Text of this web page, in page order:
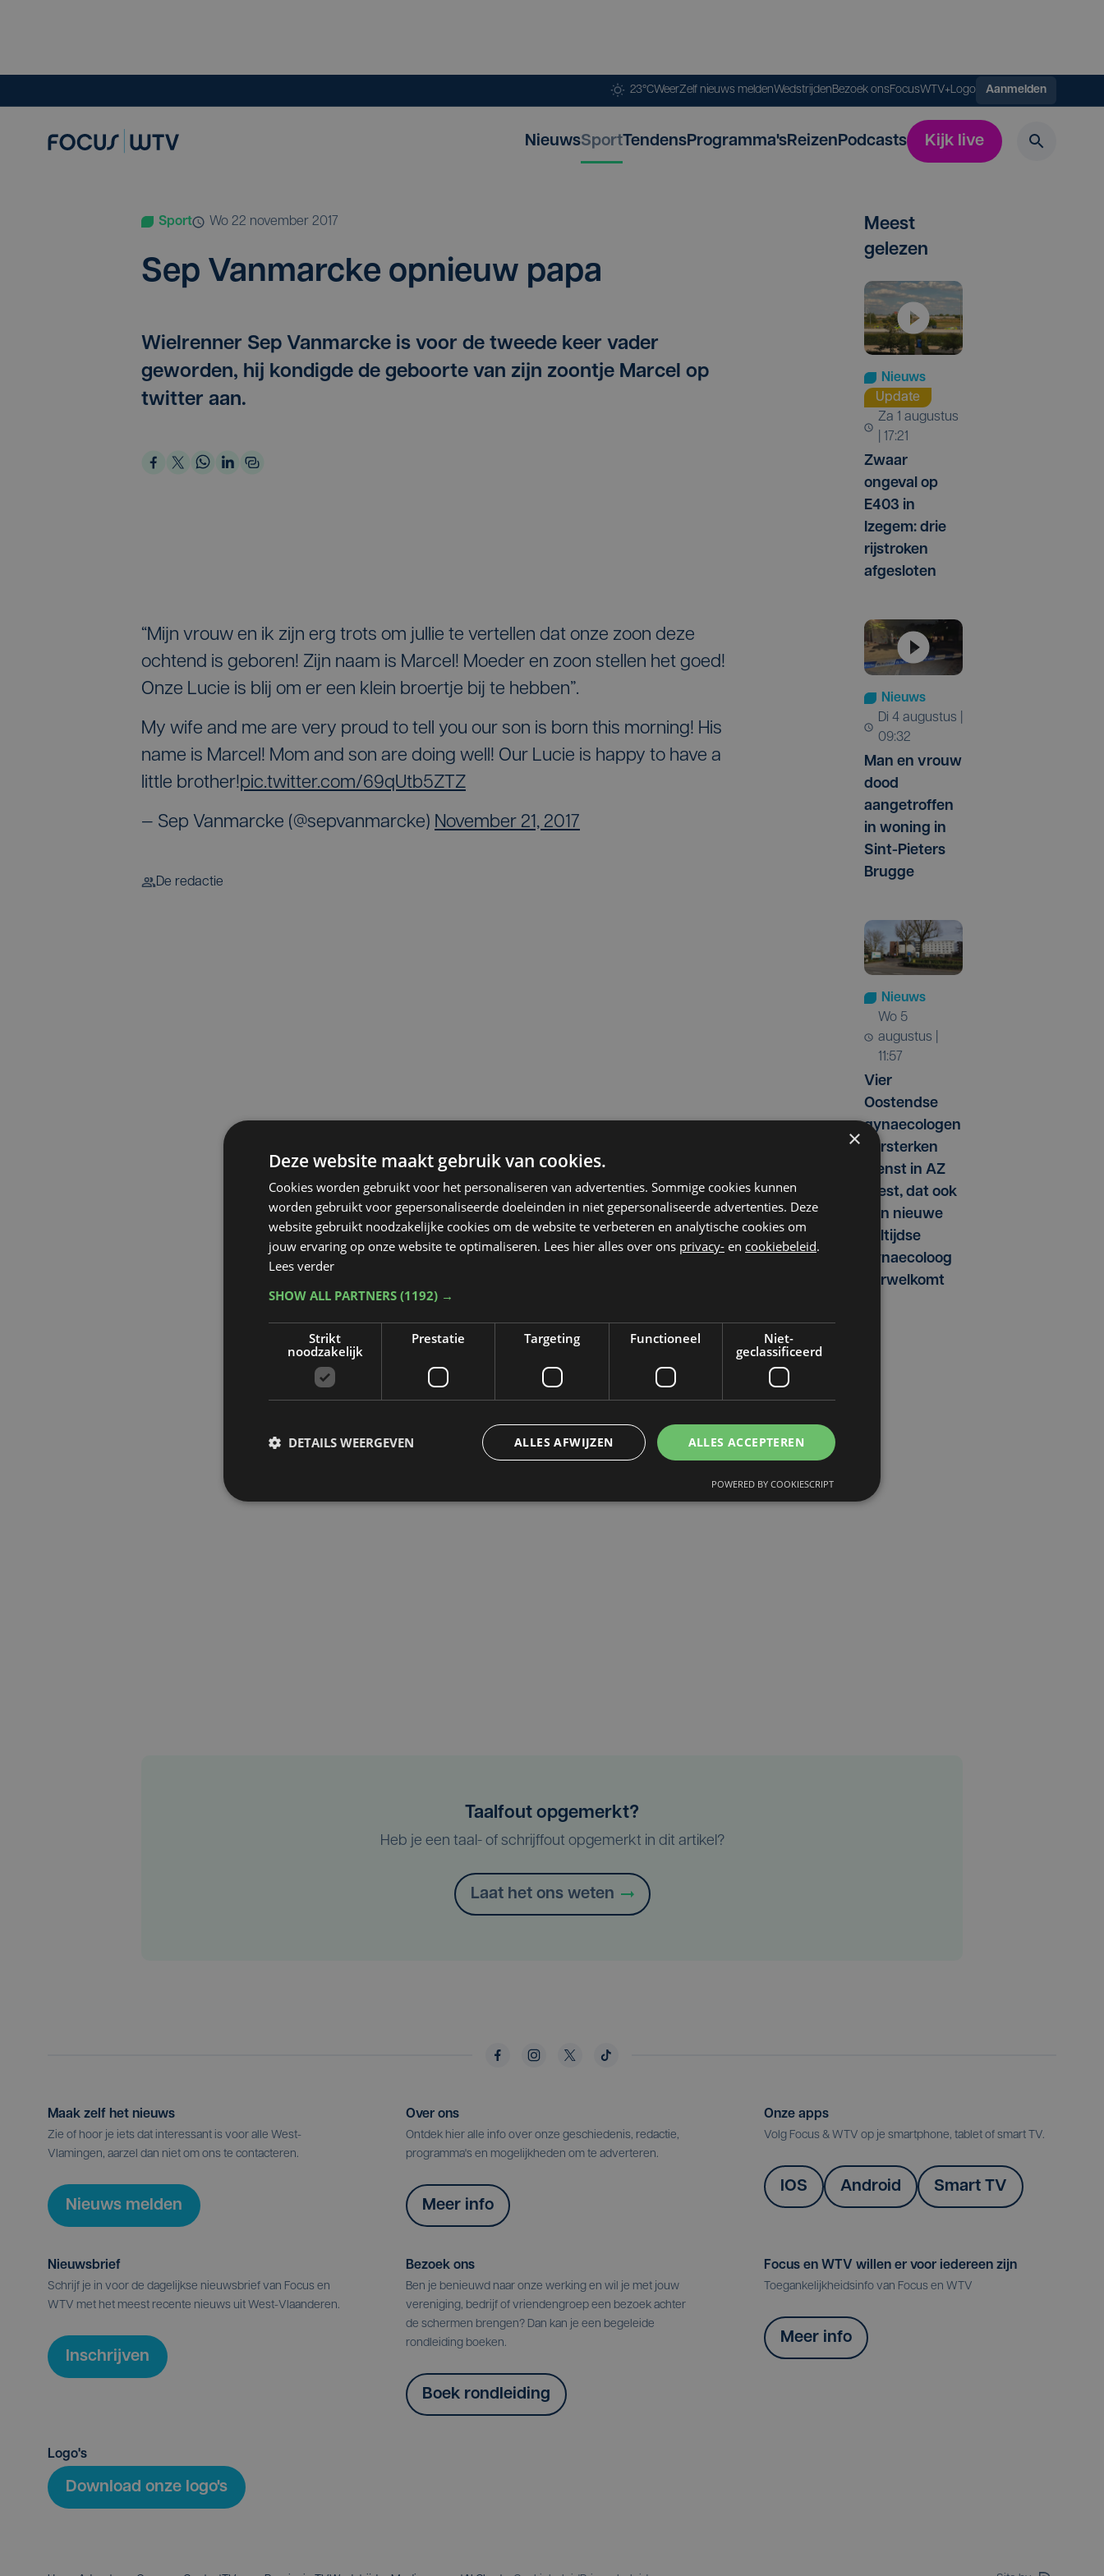
23°CWeerZelf nieuws meldenWedstrijdenBezoek onsFocusWTV+Logo Aanmelden
NieuwsSportTendensProgramma'sReizenPodcasts Kijk live
Sport wo 22 november 2017
Sep Van­mar­c­ke opnieuw papa
Wielrenner Sep Vanmarcke is voor de tweede keer vader
geworden, hij kondigde de geboorte van zijn zoontje Marcel op
twitter aan.
“Mijn vrouw en ik zijn erg trots om jullie te vertellen dat onze zoon deze
ochtend is geboren! Zijn naam is Marcel! Moeder en zoon stellen het goed!
Onze Lucie is blij om er een klein broertje bij te hebben”.
My wife and me are very proud to tell you our son is born this morning! His
name is Marcel! Mom and son are doing well! Our Lucie is happy to have a
little brother!pic.twitter.com/69qUtb5ZTZ
— Sep Vanmarcke (@sepvanmarcke) November 21, 2017
De redactie
Meest
gelezen
Nieuws
Update
za 1 augustus
| 17:21
Zwaar
ongeval op
E403 in
Izegem: drie
rijstroken
afgesloten
Nieuws
di 4 augustus |
09:32
Man en vrouw
dood
aangetroffen
in woning in
Sint-Pieters
Brugge
Nieuws
wo 5
augustus |
11:57
Vier
Oostendse
gynaecologen
versterken
dienst in AZ
West, dat ook
een nieuwe
voltijdse
gynaecoloog
verwelkomt
Taalfout opgemerkt?
Heb je een taal- of schrijffout opgemerkt in dit artikel?
Laat het ons weten
Maak zelf het nieuws
Zie of hoor je iets dat interessant is voor alle West-
Vlamingen, aarzel dan niet om ons te contacteren.
Nieuws melden
Over ons
Ontdek hier alle info over onze geschiedenis, redactie,
programma's en mogelijkheden om te adverteren.
Meer info
Onze apps
Volg Focus & WTV op je smartphone, tablet of smart TV.
IOS Android Smart TV
Nieuwsbrief
Schrijf je in voor de dagelijkse nieuwsbrief van Focus en
WTV met het meest recente nieuws uit West-Vlaanderen.
Inschrijven
Bezoek ons
Ben je benieuwd naar onze werking en wil je met jouw
vereniging, bedrijf of vriendengroep een bezoek achter
de schermen brengen? Dan kan je een begeleide
rondleiding boeken.
Boek rondleiding
Focus en WTV willen er voor iedereen zijn
Toegankelijkheidsinfo van Focus en WTV
Meer info
Logo's
Download onze logo's
×
Deze website maakt gebruik van cookies.
Cookies worden gebruikt voor het personaliseren van advertenties. Sommige cookies kunnen
worden gebruikt voor gepersonaliseerde doeleinden in niet gepersonaliseerde advertenties. Deze
website gebruikt noodzakelijke cookies om de website te verbeteren en analytische cookies om
jouw ervaring op onze website te optimaliseren. Lees hier alles over ons privacy- en cookiebeleid.
Lees verder
SHOW ALL PARTNERS (1192) →
Strikt
noodzakelijk
Prestatie Targeting Functioneel
Niet-
geclassificeerd
ALLES ACCEPTEREN
ALLES AFWIJZEN
DETAILS WEERGEVEN
POWERED BY COOKIESCRIPT